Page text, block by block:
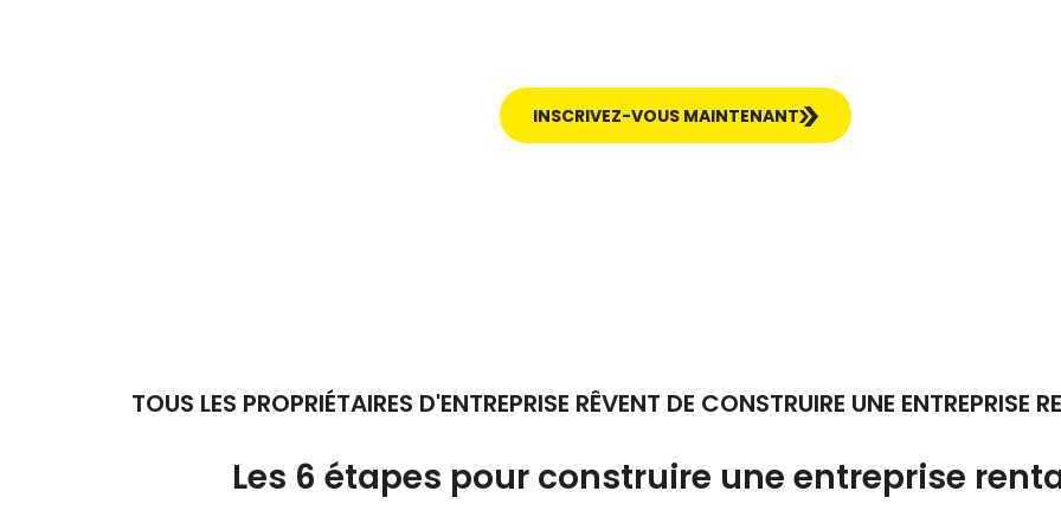
INSCRIVEZ-VOUS MAINTENANT
TOUS LES PROPRIÉTAIRES D'ENTREPRISE RÊVENT DE CONSTRUIRE UNE ENTREPRISE
Les 6 étapes pour construire une entreprise